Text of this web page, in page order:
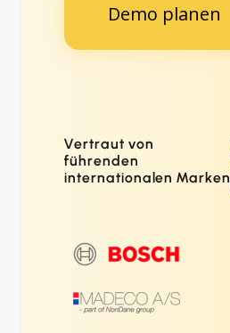
Demo planen
Vertraut von
führenden
internationalen Marken